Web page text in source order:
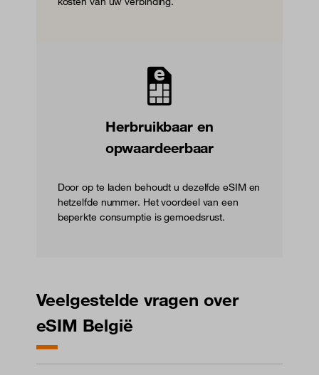
Herbruikbaar en
opwaardeerbaar
Door op te laden behoudt u dezelfde eSIM en
hetzelfde nummer. Het voordeel van een
beperkte consumptie is gemoedsrust.
Veelgestelde vragen over
eSIM België